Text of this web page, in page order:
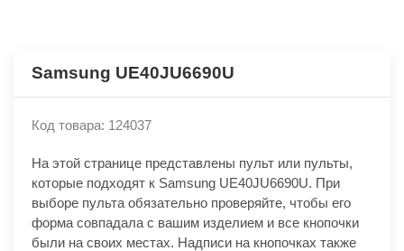
Samsung UE40JU6690U
Код товара: 124037
На этой странице представлены пульт или пульты,
которые подходят к Samsung UE40JU6690U. При
выборе пульта обязательно проверяйте, чтобы его
форма совпадала с вашим изделием и все кнопочки
были на своих местах. Надписи на кнопочках также